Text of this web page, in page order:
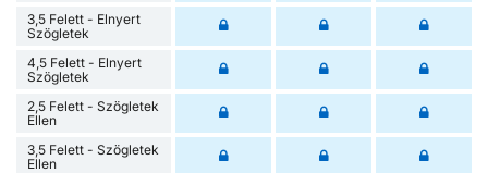
3,5 Felett - Elnyert
Szögletek
4,5 Felett - Elnyert
Szögletek
2,5 Felett - Szögletek
Ellen
3,5 Felett - Szögletek
Ellen